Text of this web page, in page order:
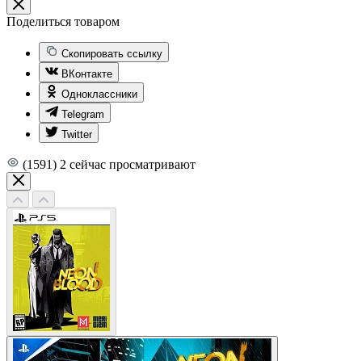
Поделиться товаром
Скопировать ссылку
ВКонтакте
Одноклассники
Telegram
Twitter
(1591) 2 сейчас просматривают